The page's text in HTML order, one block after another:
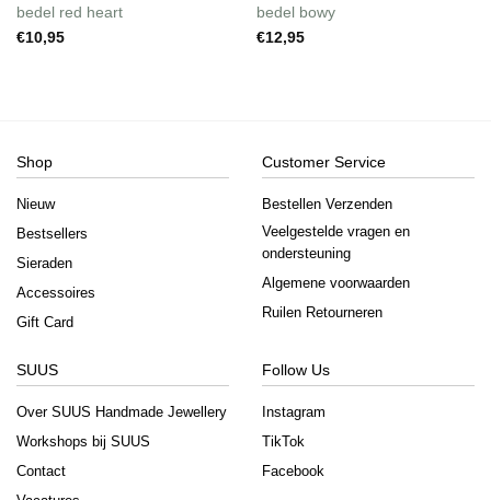
bedel red heart
€10,95
bedel bowy
€12,95
Shop
Nieuw
Bestsellers
Sieraden
Accessoires
Gift Card
Customer Service
Bestellen Verzenden
Veelgestelde vragen en
ondersteuning
Algemene voorwaarden
Ruilen Retourneren
SUUS
Over SUUS Handmade Jewellery
Workshops bij SUUS
Contact
Follow Us
Instagram
TikTok
Facebook